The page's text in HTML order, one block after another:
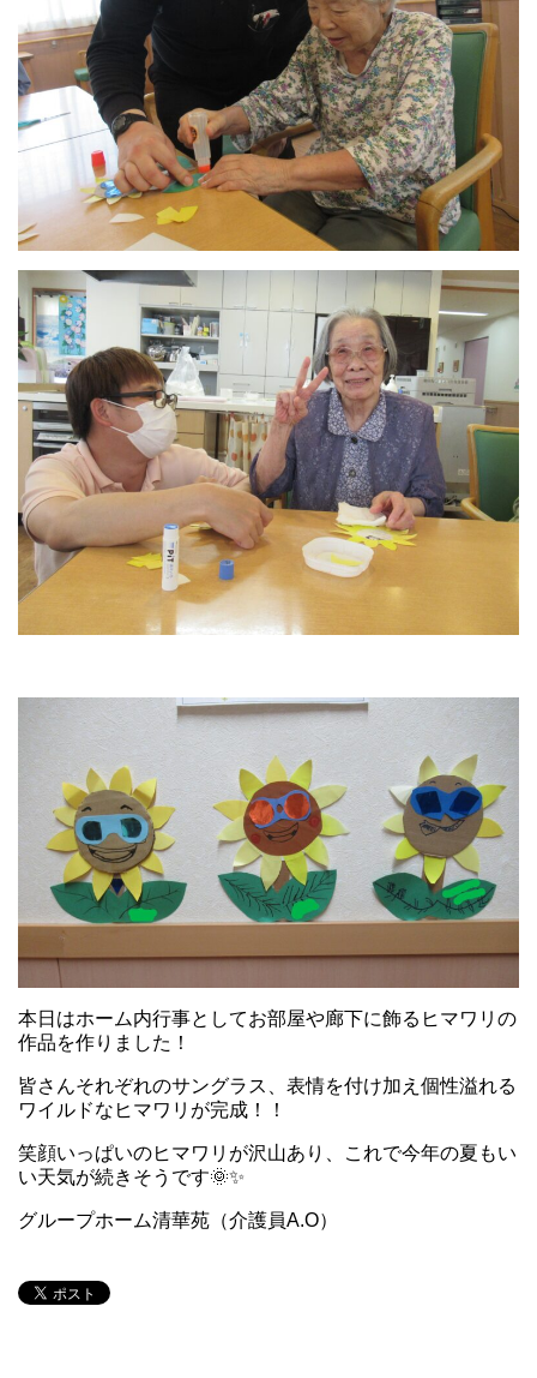
本日はホーム内行事としてお部屋や廊下に飾るヒマワリの
作品を作りました！
皆さんそれぞれのサングラス、表情を付け加え個性溢れる
ワイルドなヒマワリが完成！！
笑顔いっぱいのヒマワリが沢山あり、これで今年の夏もい
い天気が続きそうです🌞✨
グループホーム清華苑（介護員A.O）